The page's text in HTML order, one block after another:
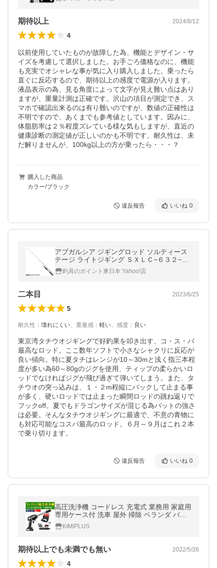
軽量 内臓脂肪 24項目測定
期待以上 2024/8/12
4
以前使用していたものが故障した為、機能とデザイン・サ
イズを考慮して選択しました。お手ごろ価格なのに、機能
も充実でオシャレな事が気に入り購入しました。乗ったら
直ぐに反応するので、期待以上の感度で電源が入ります。
液晶表示の為、見る角度によって文字が見え難い点はあり
ますが、重量計測は正確です。沢山の項目が測定でき、ス
マホで確認出来るのは有り難いのですが、数値の正確性は
不明ですので、あくまでも参考値としています。因みに、
体脂肪率は２％程度ズレている様な気もしますが、直近の
健康診断の測定値が正しいのかも不明です。耐久性は、未
だ解りませんが、100kg以上の方が乗ったら・・・？
購入した商品
カラー/ブラック
違反報告 いいね 0
アブガルシア ジギングロッド ソルティース
テージ ライトジギング ＳＸＬＣ−６３２−１
５０−ＫＲ【大型商品】【同梱不可】【他商
品同時注文不可】
釣具のポイント東日本 Yahoo!店
二本目 2023/6/25
5
耐久性 ： 壊れにくい、 重量感 ： 軽い、 感度 ： 良い
東京湾タチウオジギングで好釣果を叩き出す、コ・ス・パ
最高なロッド。ここ数年ソフトで小さなシャクリに反応が
良い傾向。特に夏タチはレンジが10～30mと浅く指三本程
度が多い為60～80gのジグを使用、ティップの柔らかいロ
ッドでなければジグが飛び過ぎて弾いてしまう。また、タ
チウオの突っ込みは、１・２m程縦にバックして止まる事
が多く、硬いロッドでは止まった瞬間ロッドの跳ね返りで
フックoff。夏でもドラゴンサイズが混じる為バットの強さ
は必要。そんなタチウオジギングに最適で、不意の青物に
も対応可能なコスパ最高のロッド。６月～９月はこれ２本
で乗り切ります。
違反報告 いいね 0
高圧洗浄機 コードレス 充電式 業務用 家庭用
専用ケース付 洗車 屋外 掃除 ベランダ バケ
ツ給水 温水使用可能 大容量バッテリー 高圧
洗浄器 小型 軽量 PSE認証
KIMIPLUS
期待以上でも未満でも無い 2022/5/26
4